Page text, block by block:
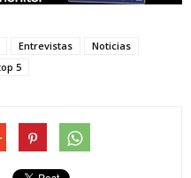
Entrevistas
Noticias
5